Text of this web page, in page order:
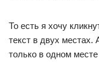
То есть я хочу
текст в двух местах.
только в одном